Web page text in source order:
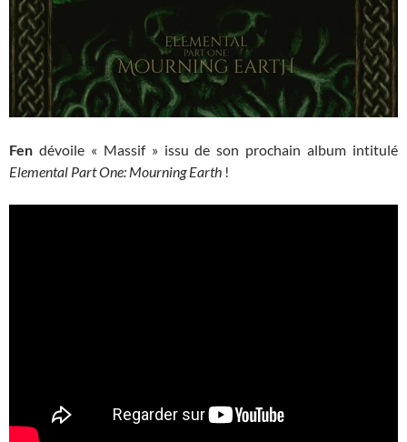
Fen dévoile « Massif » issu de son prochain album intitulé
Elemental Part One: Mourning Earth !